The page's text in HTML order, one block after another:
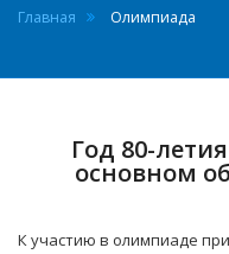
Главная Олимпиада
Год 80-
основном
К участию в олимпиаде